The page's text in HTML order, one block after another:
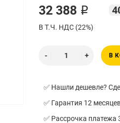
32 388 ₽
В Т.Ч. НДС (22%)
В
✅ Нашли дешевле?
✅ Гарантия 12
✅ Рассрочка платежа